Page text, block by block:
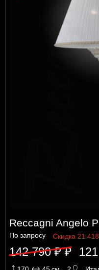
Reccagni Angelo
По запросу Скидка 21
142 790 ₽ ₽